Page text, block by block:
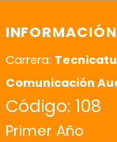
Carrera:
Comunicación
Código: 108
Primer Año